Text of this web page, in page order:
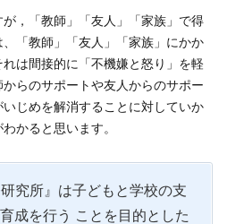
，「教師」「友人」「家族」で得
「教師」「友人」「家族」にかか
は間接的に「不機嫌と怒り」を軽
らのサポートや友人からのサポー
いじめを解消することに対していか
かると思います。
研究所』は子どもと学校の支
成を行う ことを目的とした